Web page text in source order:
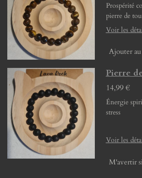
Prospérité
pierre de
Voir les
Ajouter
Pierre
14,99 €
Énergie
stress
Voir les
M'avertir